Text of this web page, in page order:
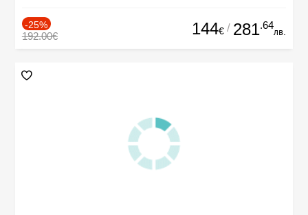
-25%
192.00€ 144€ / 281.64
лв.